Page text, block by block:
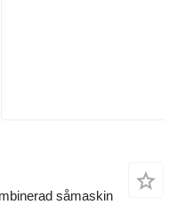
såmaskin